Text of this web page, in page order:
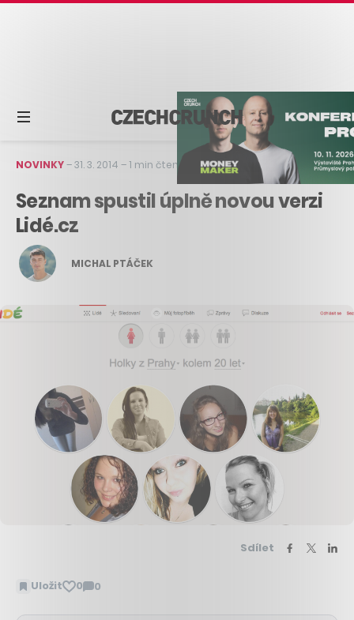
NOVINKY–31. 3. 2014 –1 min čtení
Seznam spustil úplně novou verzi
Lidé.cz
MICHAL PTÁČEK
Sdílet
Uložit 0 0
Zobrazit